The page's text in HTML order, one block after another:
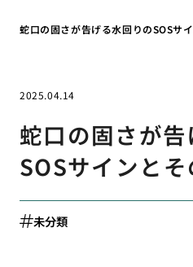
蛇口の固さが告げる水回りのSOSサ
2025.04.14
蛇口の固さが
SOSサインと
未分類